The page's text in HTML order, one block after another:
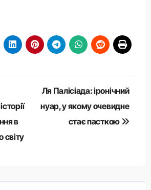
в
світу
Ля Палісіада: іронічний
нуар, у якому очевидне
стає пасткою